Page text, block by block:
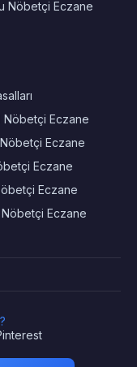
Nöbetçi Eczane
Nöbetçi Eczane
Eczane
Eczane
Eczane
Eczane